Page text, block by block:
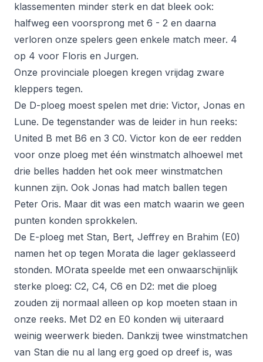
klassementen minder sterk en dat bleek ook:
halfweg een voorsprong met 6 - 2 en daarna
verloren onze spelers geen enkele match meer. 4
op 4 voor Floris en Jurgen.
Onze provinciale ploegen kregen vrijdag zware
kleppers tegen.
De D-ploeg moest spelen met drie: Victor, Jonas en
Lune. De tegenstander was de leider in hun reeks:
United B met B6 en 3 C0. Victor kon de eer redden
voor onze ploeg met één winstmatch alhoewel met
drie belles hadden het ook meer winstmatchen
kunnen zijn. Ook Jonas had match ballen tegen
Peter Oris. Maar dit was een match waarin we geen
punten konden sprokkelen.
De E-ploeg met Stan, Bert, Jeffrey en Brahim (E0)
namen het op tegen Morata die lager geklasseerd
stonden. MOrata speelde met een onwaarschijnlijk
sterke ploeg: C2, C4, C6 en D2: met die ploeg
zouden zij normaal alleen op kop moeten staan in
onze reeks. Met D2 en E0 konden wij uiteraard
weinig weerwerk bieden. Dankzij twee winstmatchen
van Stan die nu al lang erg goed op dreef is, was